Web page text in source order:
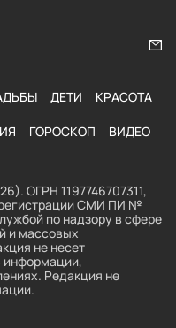
ДЕТИ КРАСОТА
ГОРОСКОП ВИДЕО
ОГРН 1197746707311,
СМИ ПИ №
по надзору в сфере
и массовых
не несет
информации,
Редакция не